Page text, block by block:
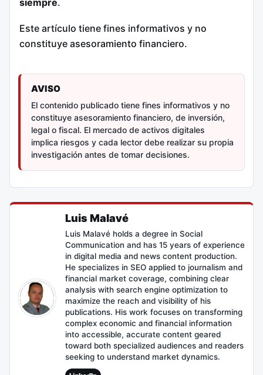
siempre.
Este artículo tiene fines informativos y no
constituye asesoramiento financiero.
AVISO
El contenido publicado tiene fines informativos y no
constituye asesoramiento financiero, de inversión,
legal o fiscal. El mercado de activos digitales
implica riesgos y cada lector debe realizar su propia
investigación antes de tomar decisiones.
Luis Malavé
Luis Malavé holds a degree in Social
Communication and has 15 years of experience
in digital media and news content production.
He specializes in SEO applied to journalism and
financial market coverage, combining clear
analysis with search engine optimization to
maximize the reach and visibility of his
publications. His work focuses on transforming
complex economic and financial information
into accessible, accurate content geared
toward both specialized audiences and readers
seeking to understand market dynamics.